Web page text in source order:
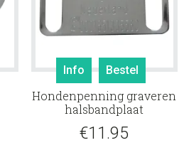
Info Bestel
Hondenpenning graveren
halsbandplaat
€11.95